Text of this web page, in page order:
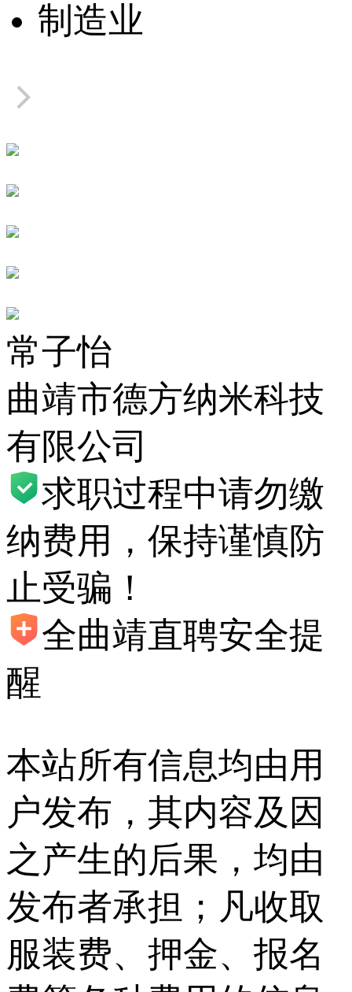
制造业
常子怡
曲靖市德方纳米科技
有限公司
求职过程中请勿缴
纳费用，保持谨慎防
止受骗！
全曲靖直聘安全提
醒
本站所有信息均由用
户发布，其内容及因
之产生的后果，均由
发布者承担；凡收取
服装费、押金、报名